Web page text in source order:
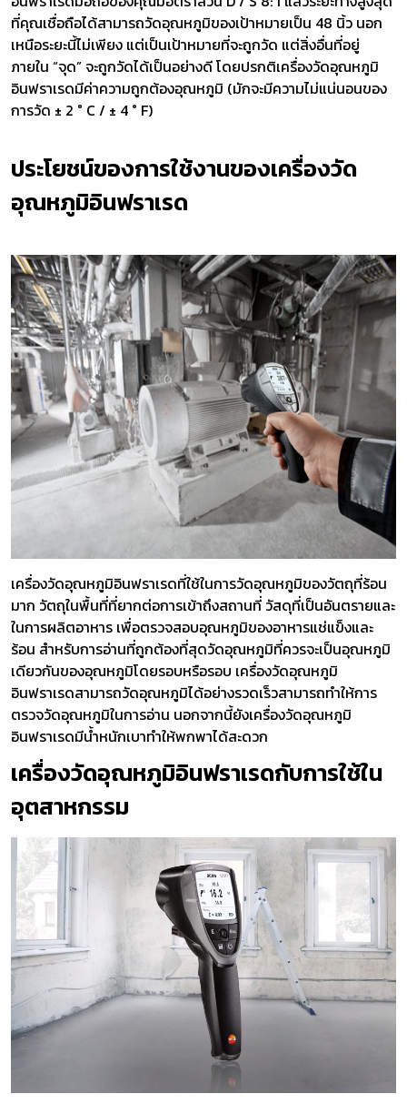
ที่คุณเชื่อถือได้สามารถวัดอุณหภูมิของเป้าหมายเป็น 48 นิ้ว นอก
เหนือระยะนี้ไม่เพียง แต่เป็นเป้าหมายที่จะถูกวัด แต่สิ่งอื่นที่อยู่
ภายใน “จุด” จะถูกวัดได้เป็นอย่างดี โดยปรกติเครื่องวัดอุณหภูมิ
อินฟราเรดมีค่าความถูกต้องอุณหภูมิ (มักจะมีความไม่แน่นอนของ
การวัด ± 2 ° C / ± 4 ° F)
ประโยชน์ของการใช้งานของเครื่องวัด
อุณหภูมิอินฟราเรด
เครื่องวัดอุณหภูมิอินฟราเรดที่ใช้ในการวัดอุณหภูมิของวัตถุที่ร้อน
มาก วัตถ​​ุในพื้นที่ที่ยากต่อการเข้าถึงสถานที่ วัสดุที่เป็นอันตรายและ
ในการผลิตอาหาร เพื่อตรวจสอบอุณหภูมิของอาหารแช่แข็งและ
ร้อน สำหรับการอ่านที่ถูกต้องที่สุดวัดอุณหภูมิที่ควรจะเป็นอุณหภูมิ
เดียวกันของอุณหภูมิโดยรอบหรือรอบ เครื่องวัดอุณหภูมิ
อินฟราเรดสามารถวัดอุณหภูมิได้อย่างรวดเร็วสามารถทำให้การ
ตรวจวัดอุณหภูมิในการอ่าน นอกจากนี้ยังเครื่องวัดอุณหภูมิ
อินฟราเรดมีน้ำหนักเบาทำให้พกพาได้สะดวก
เครื่องวัดอุณหภูมิอินฟราเรดกับการใช้ใน
อุตสาหกรรม